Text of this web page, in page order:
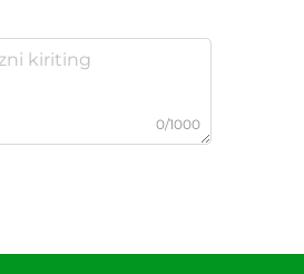
0/1000